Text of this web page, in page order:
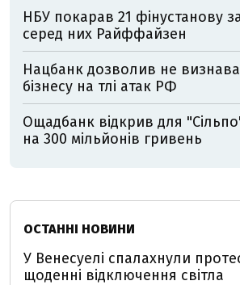
НБУ покарав 21 фінустанову
серед них Райффайзен
Нацбанк дозволив не
бізнесу на тлі атак РФ
Ощадбанк відкрив для
на 300 мільйонів гривень
ОСТАННІ НОВИНИ
У Венесуелі спалахнули
щоденні відключення світла